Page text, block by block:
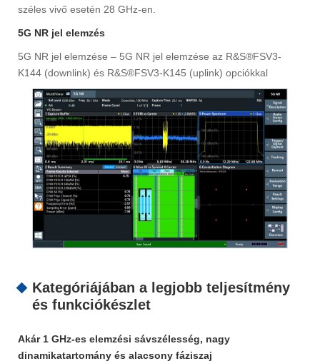
széles vivő esetén 28 GHz-en.
5G NR jel elemzés
5G NR jel elemzése – 5G NR jel elemzése az R&S®FSV3-
K144 (downlink) és R&S®FSV3-K145 (uplink) opciókkal
Kategóriájában a legjobb teljesítmény
és funkciókészlet
Akár 1 GHz-es elemzési sávszélesség, nagy
dinamikatartomány és alacsony fáziszaj